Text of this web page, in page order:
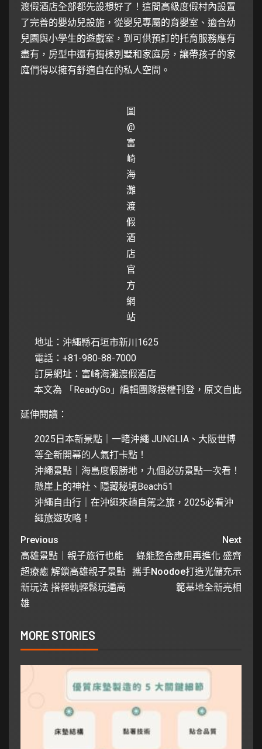
渡假酒店全部都先設想好了！這間高級度假村內設置
了完善的嬰幼兒設施，從嬰兒專屬的育嬰室、適合幼
兒園與小學生的遊戲室，到可供預訂的托育服務應有
盡有，房型中還有獨棟別墅和家庭房，讓帶孩子的家
庭們得以擁有舒適自在的私人空間。
圖
@
富
崎
海
灘
渡
假
酒
店
官
方
網
站
地址：沖繩縣石垣市新川1625
電話：+81-980-88-7000
訂房網址： 富崎海灘渡假酒店
本文為 「 ReadyGo 」編輯團隊授權刊登， 原文自此
延伸閱讀：
2025日本新景點｜一睹沖繩 JUNGLIA、大阪世博
等全新開幕的人氣打卡點！
沖繩景點｜海島度假勝地，九個必訪景點一次看！
懸崖上的神社、隱藏秘境Beach51
沖繩自由行｜在沖繩來趟自駕之旅，2025必看沖
繩旅遊攻略！
Previous
高雄景點｜親子旅行也能
超療癒 解鎖高雄親子景點
新玩法 搭輕軌輕鬆玩遍高
雄
Next
綠能整合應用再進化 盛齊
攜手Noodoe打造光儲充示
範基地全新亮相
MORE STORIES